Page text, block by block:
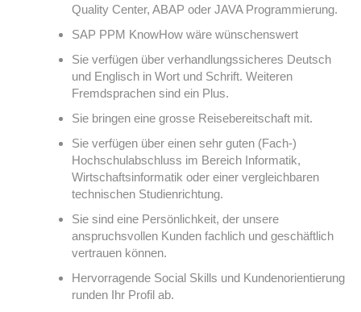
Quality Center, ABAP oder JAVA Programmierung.
SAP PPM KnowHow wäre wünschenswert
Sie verfügen über verhandlungssicheres Deutsch
und Englisch in Wort und Schrift. Weiteren
Fremdsprachen sind ein Plus.
Sie bringen eine grosse Reisebereitschaft mit.
Sie verfügen über einen sehr guten (Fach-)
Hochschulabschluss im Bereich Informatik,
Wirtschaftsinformatik oder einer vergleichbaren
technischen Studienrichtung.
Sie sind eine Persönlichkeit, der unsere
anspruchsvollen Kunden fachlich und geschäftlich
vertrauen können.
Hervorragende Social Skills und Kundenorientierung
runden Ihr Profil ab.